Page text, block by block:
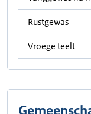
Rustgewas
Vroege teelt